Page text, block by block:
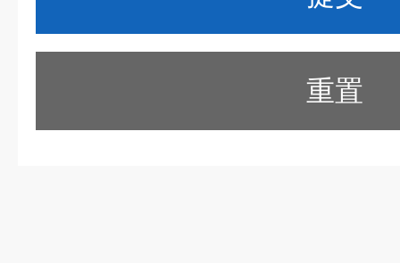
重置